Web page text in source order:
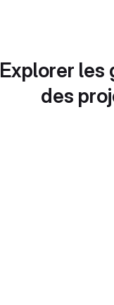
Explorer les
des